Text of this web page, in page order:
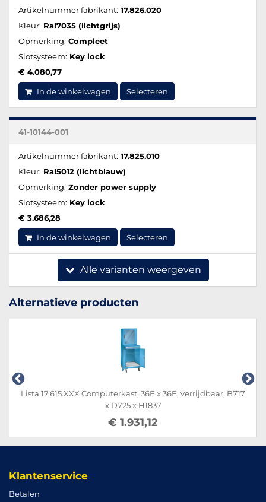
Artikelnummer fabrikant: 17.826.020
Kleur: Ral7035 (lichtgrijs)
Opmerking: Compleet
Slotsysteem: Key lock
€ 4.080,77
In de winkelwagen Selecteren
41-10144-001
Artikelnummer fabrikant: 17.825.010
Kleur: Ral5012 (lichtblauw)
Opmerking: Zonder power supply
Slotsysteem: Key lock
€ 3.686,28
In de winkelwagen Selecteren
Alle varianten weergeven
Alternatieve producten
Lista 17.615.XXX Computerkast, 36E x 36E, verrijdbaar, B717
x D725 x H1837
€ 1.931,12
Klantenservice
Betalen